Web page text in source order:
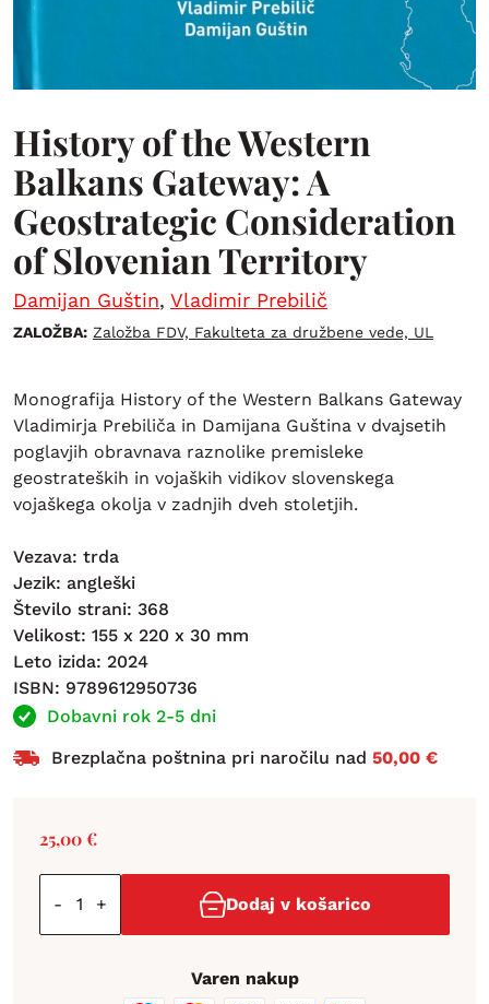
History of the Western
Balkans Gateway: A
Geostrategic Consideration
of Slovenian Territory
Damijan Guštin, Vladimir Prebilič
ZALOŽBA: Založba FDV, Fakulteta za družbene vede, UL
Monografija History of the Western Balkans Gateway
Vladimirja Prebiliča in Damijana Guština v dvajsetih
poglavjih obravnava raznolike premisleke
geostrateških in vojaških vidikov slovenskega
vojaškega okolja v zadnjih dveh stoletjih.
Vezava: trda
Jezik: angleški
Število strani: 368
Velikost: 155 x 220 x 30 mm
Leto izida: 2024
ISBN: 9789612950736
Dobavni rok 2-5 dni
Brezplačna poštnina pri naročilu nad 50,00 €
25,00€
- + Dodaj v košarico
Varen nakup